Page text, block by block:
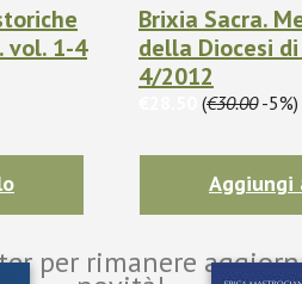
vol. 1-4
Brixia Sacra.
della Diocesi
4/2012
(€30.00-5%)
Aggiungi
per rimanere